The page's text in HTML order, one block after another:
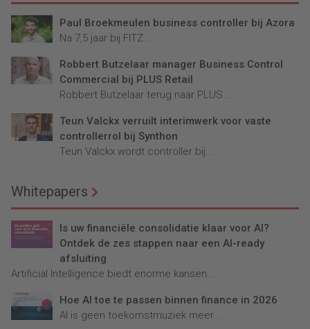
Paul Broekmeulen business controller bij Azora
Na 7,5 jaar bij FITZ...
Robbert Butzelaar manager Business Control
Commercial bij PLUS Retail
Robbert Butzelaar terug naar PLUS...
Teun Valckx verruilt interimwerk voor vaste
controllerrol bij Synthon
Teun Valckx wordt controller bij...
Whitepapers
Is uw financiële consolidatie klaar voor AI?
Ontdek de zes stappen naar een AI-ready
afsluiting
Artificial Intelligence biedt enorme kansen...
Hoe AI toe te passen binnen finance in 2026
AI is geen toekomstmuziek meer...